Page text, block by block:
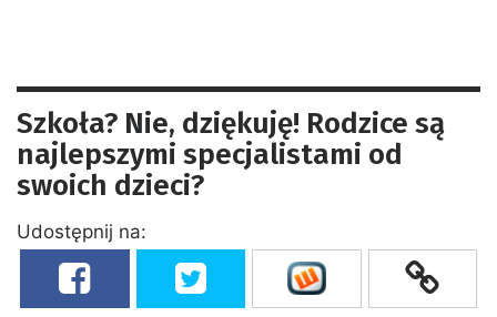
Szkoła? Nie, dziękuję! Rodzice są
najlepszymi specjalistami od
swoich dzieci?
Udostępnij na: